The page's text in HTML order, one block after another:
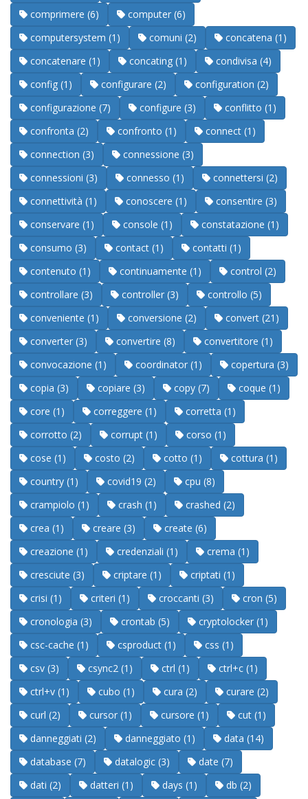
comprimere (6)
computer (6)
computersystem (1)
comuni (2)
concatena (1)
concatenare (1)
concating (1)
condivisa (4)
config (1)
configurare (2)
configuration (2)
configurazione (7)
configure (3)
conflitto (1)
confronta (2)
confronto (1)
connect (1)
connection (3)
connessione (3)
connessioni (3)
connesso (1)
connettersi (2)
connettività (1)
conoscere (1)
consentire (3)
conservare (1)
console (1)
constatazione (1)
consumo (3)
contact (1)
contatti (1)
contenuto (1)
continuamente (1)
control (2)
controllare (3)
controller (3)
controllo (5)
conveniente (1)
conversione (2)
convert (21)
converter (3)
convertire (8)
convertitore (1)
convocazione (1)
coordinator (1)
copertura (3)
copia (3)
copiare (3) copy (7)
coque (1)
core (1)
correggere (1)
corretta (1)
corrotto (2)
corrupt (1)
corso (1)
cose (1)
costo (2) cotto (1)
cottura (1)
country (1)
covid19 (2)
cpu (8)
crampiolo (1)
crash (1)
crashed (2)
crea (1)
creare (3)
create (6)
creazione (1)
credenziali (1)
crema (1)
cresciute (3)
criptare (1)
criptati (1)
crisi (1)
criteri (1) croccanti (3)
cron (5)
cronologia (3)
crontab (5)
cryptolocker (1)
csc-cache (1)
csproduct (1)
css (1)
csv (3)
csync2 (1) ctrl (1)
ctrl+c (1)
ctrl+v (1)
cubo (1) cura (2)
curare (2)
curl (2)
cursor (1) cursore (1)
cut (1)
danneggiati (2)
danneggiato (1)
data (14)
database (7)
datalogic (3)
date (7)
dati (2)
datteri (1) days (1)
db (2)